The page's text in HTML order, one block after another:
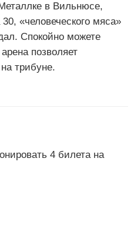
в Вильнюсе,
«человеческого мяса»
Спокойно можете
позволяет
трибуне.
4 билета на